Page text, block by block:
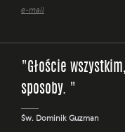
e-mail
"Głoście
sposoby. "
Św. Dominik Guzman